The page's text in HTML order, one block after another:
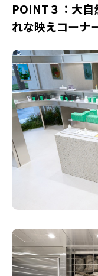
POINT３：大自
れな映えコーナ